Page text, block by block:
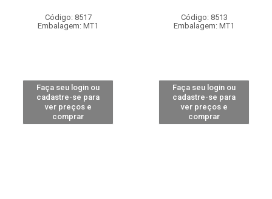
Código: 8517
Embalagem: MT1
Faça seu login ou
cadastre-se para
ver preços e
comprar
Código: 8513
Embalagem: MT1
Faça seu login ou
cadastre-se para
ver preços e
comprar